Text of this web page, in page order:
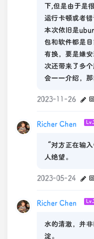
下,但是由于是
运行卡顿或者
本次依旧是
包和软件都是
有换，要是嫌
次还带来了多
会一一介绍，
2023-11-26
Richer Chen
“对方正在输
人绝望。
2023-05-24
Richer Chen
水的清澈，并
淀。